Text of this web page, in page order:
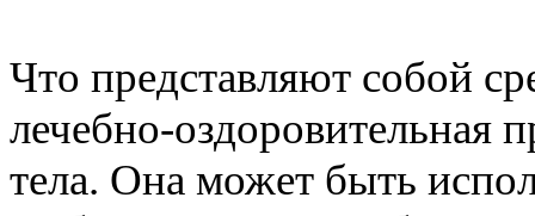
Что представляют собой
лечебно-оздоровительная
тела. Она может быть